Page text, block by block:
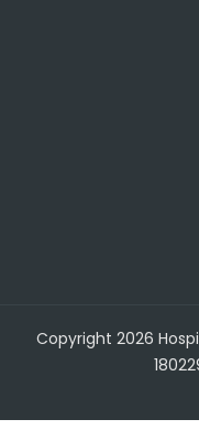
Copyright 2026